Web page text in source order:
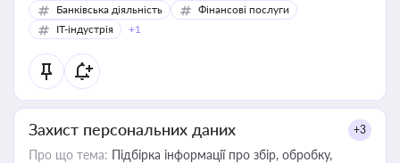
Банківська діяльність
Фінансові послуги
IT-індустрія
+1
Захист персональних даних +3
Про що тема: Підбірка інформації про збір, обробку,